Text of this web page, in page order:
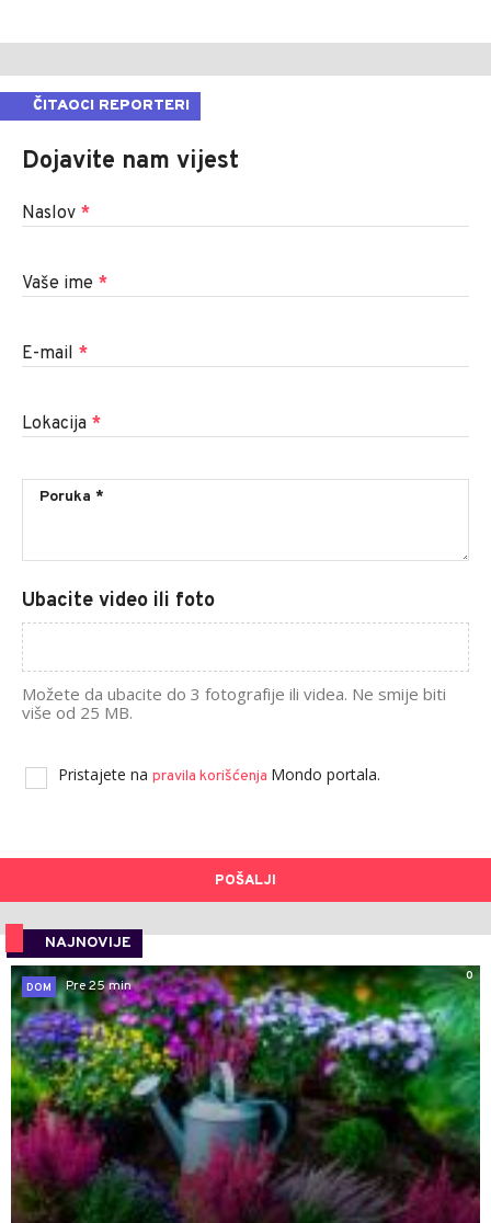
ČITAOCI REPORTERI
Dojavite nam vijest
Naslov *
Vaše ime *
E-mail *
Lokacija *
Ubacite video ili foto
Možete da ubacite do 3 fotografije ili videa. Ne smije biti
više od 25 MB.
Pristajete na pravila korišćenja Mondo portala.
POŠALJI
NAJNOVIJE
0
DOM
Pre 25 min